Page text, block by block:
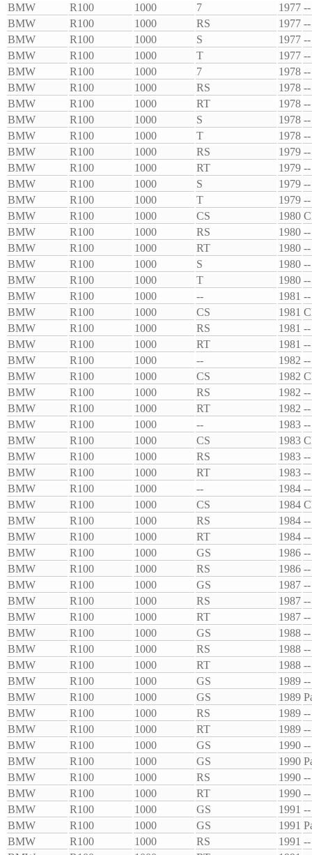
BMW
R100 1000 7 1977 --
BMW
R100 1000 RS 1977 --
BMW
R100 1000 S 1977 --
BMW
R100 1000 T 1977 --
BMW
R100 1000 7 1978 --
BMW
R100 1000 RS 1978 --
BMW
R100 1000 RT 1978 --
BMW
R100 1000 S 1978 --
BMW
R100 1000 T 1978 --
BMW
R100 1000 RS 1979 --
BMW
R100 1000 RT 1979 --
BMW
R100 1000 S 1979 --
BMW
R100 1000 T 1979 --
BMW
R100 1000 CS 1980
BMW
R100 1000 RS 1980 --
BMW
R100 1000 RT 1980 --
BMW
R100 1000 S 1980 --
BMW
R100 1000 T 1980 --
BMW
R100 1000 -- 1981 --
BMW
R100 1000 CS 1981
BMW
R100 1000 RS 1981 --
BMW
R100 1000 RT 1981 --
BMW
R100 1000 -- 1982 --
BMW
R100 1000 CS 1982
BMW
R100 1000 RS 1982 --
BMW
R100 1000 RT 1982 --
BMW
R100 1000 -- 1983 --
BMW
R100 1000 CS 1983
BMW
R100 1000 RS 1983 --
BMW
R100 1000 RT 1983 --
BMW
R100 1000 -- 1984 --
BMW
R100 1000 CS 1984
BMW
R100 1000 RS 1984 --
BMW
R100 1000 RT 1984 --
BMW
R100 1000 GS 1986 --
BMW
R100 1000 RS 1986 --
BMW
R100 1000 GS 1987 --
BMW
R100 1000 RS 1987 --
BMW
R100 1000 RT 1987 --
BMW
R100 1000 GS 1988 --
BMW
R100 1000 RS 1988 --
BMW
R100 1000 RT 1988 --
BMW
R100 1000 GS 1989 --
BMW
R100 1000 GS 1989
BMW
R100 1000 RS 1989 --
BMW
R100 1000 RT 1989 --
BMW
R100 1000 GS 1990 --
BMW
R100 1000 GS 1990
BMW
R100 1000 RS 1990 --
BMW
R100 1000 RT 1990 --
BMW
R100 1000 GS 1991 --
BMW
R100 1000 GS 1991
BMW
R100 1000 RS 1991 --